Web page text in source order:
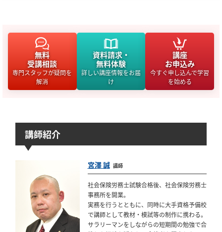
無料
受講相談
専門スタッフが疑問を
解消
資料請求・
無料体験
詳しい講座情報をお届
け
講座
お申込み
今すぐ申し込んで学習
を始める
講師紹介
宮澤 誠 講師
社会保険労務士試験合格後、社会保険労務士
事務所を開業。
実務を行うとともに、同時に大手資格予備校
で講師として教材・模試等の制作に携わる。
サラリーマンをしながらの短期間の勉強で合